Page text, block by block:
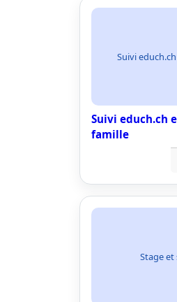
Suivi
Suivi educh.ch
famille
Stage